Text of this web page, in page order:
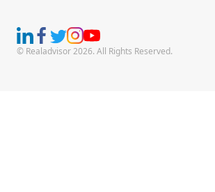
© Realadvisor 2026. All Rights Reserved.